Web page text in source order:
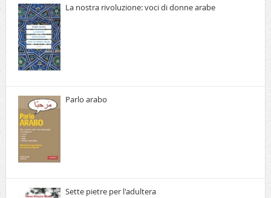
La nostra rivoluzione: voci di donne arabe
Parlo arabo
Sette pietre per l'adultera